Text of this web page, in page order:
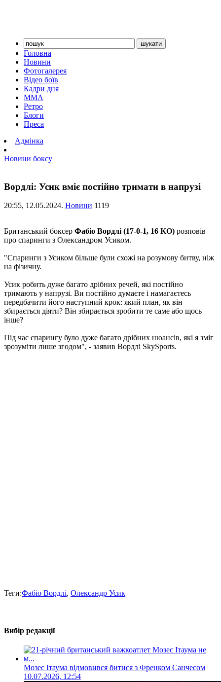
Головна
Новини
Фотогалерея
Відео боїв
Кадри дня
ММА
Ретро
Блоги
Преса
Адмінка
Новини боксу
Вордлі: Усик вміє постійно тримати в напрузі
20:55, 12.05.2024. Новини 1119
Британський боксер Фабіо Вордлі (17-0-1, 16 KO) розповів
про спаринги з Олександром Усиком.
"Спаринги з Усиком більше були схожі на розумову битву, ніж
на фізичну.
Усик робить дуже багато дрібних речей, які постійно
тримають у напрузі. Ви постійно думаєте і намагаєтесь
передбачити його наступний крок: який план, як він
збирається діяти? Він збирається зробити те саме або щось
інше?
Під час спарингу було дуже багато дрібних нюансів, які я зміг
зрозуміти лише згодом", - заявив Вордлі SkySports.
Теги:Фабіо Вордлі, Олександр Усик
Вибір редакції
Мозес Ітаума відмовився битися з Френком Санчесом
10.07.2026, 12:54